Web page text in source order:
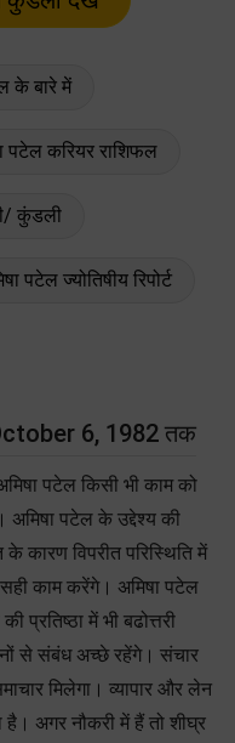
के बारे में
पटेल करियर राशिफल
कुंडली
पटेल ज्योतिषीय रिपोर्ट
6, 1982 तक
पटेल किसी भी काम को
पटेल के उद्देश्य की
कारण विपरीत परिस्थिति में
सही काम करेंगे। अमिषा पटेल
प्रतिष्ठा में भी बढोत्तरी
से संबंध अच्छे रहेंगे। संचार
मिलेगा। व्यापार और लेन
अगर नौकरी में हैं तो शीघ्र